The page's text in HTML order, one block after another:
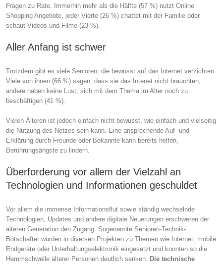
Fragen zu Rate. Immerhin mehr als die Hälfte (57 %) nutzt Online
Shopping Angebote, jeder Vierte (26 %) chattet mit der Familie oder
schaut Videos und Filme (23 %).
Aller Anfang ist schwer
Trotzdem gibt es viele Senioren, die bewusst auf das Internet verzichten.
Viele von ihnen (66 %) sagen, dass sie das Intenet nicht bräuchten,
andere haben keine Lust, sich mit dem Thema im Alter noch zu
beschäftigen (41 %).
Vielen Älteren ist jedoch einfach nicht bewusst, wie einfach und vielseitig
die Nutzung des Netzes sein kann. Eine ansprechende Auf- und
Erklärung durch Freunde oder Bekannte kann bereits helfen,
Berührungsängste zu lindern.
Überforderung vor allem der Vielzahl an
Technologien und Informationen geschuldet
Vor allem die immense Informationsflut sowie ständig wechselnde
Technologien, Updates und andere digitale Neuerungen erschweren der
älteren Generation den Zugang. Sogenannte Senioren-Technik-
Botschafter wurden in diversen Projekten zu Themen wie Internet, mobile
Endgeräte oder Unterhaltungselektronik eingesetzt und konnten so die
Hemmschwelle älterer Personen deutlich senken.
Die technische